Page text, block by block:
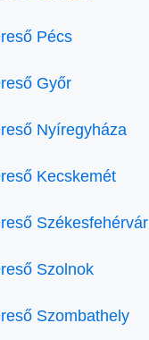
Pécs
Győr
Nyíregyháza
Kecskemét
Székesfehérvár
Szolnok
Szombathely